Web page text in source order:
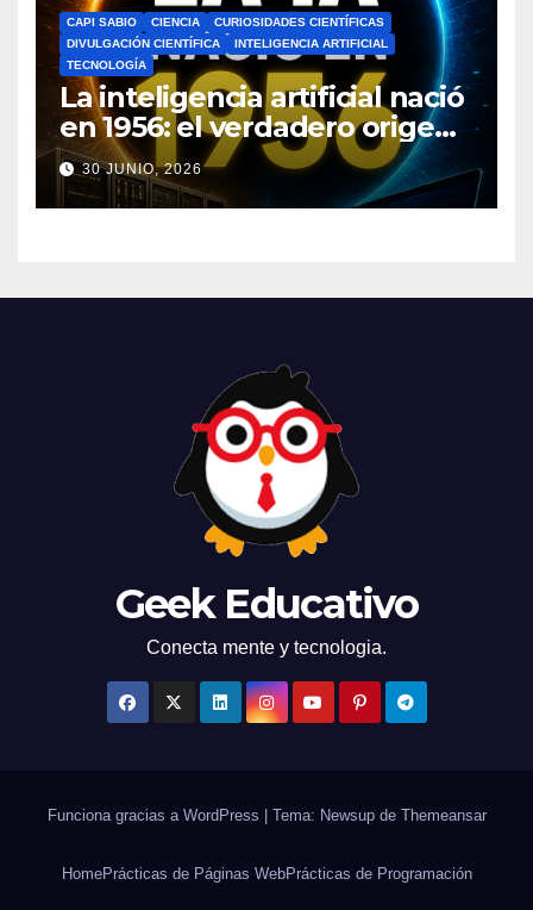
CAPI SABIO CIENCIA
CURIOSIDADES CIENTÍFICAS
DIVULGACIÓN CIENTÍFICA
INTELIGENCIA ARTIFICIAL
TECNOLOGÍA
La inteligencia artificial nació
en 1956: el verdadero origen
de la IA que cambió el
mundo
30 JUNIO, 2026
Geek Educativo
Conecta mente y tecnologia.
Funciona gracias a WordPress Tema: Newsup de Themeansar
HomePrácticas de Páginas WebPrácticas de Programación